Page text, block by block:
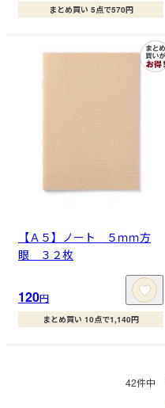
まとめ買い 5点で570円
【Ａ５】ノート ５ｍｍ方
眼 ３２枚
120円
まとめ買い 10点で1,140円
42件中